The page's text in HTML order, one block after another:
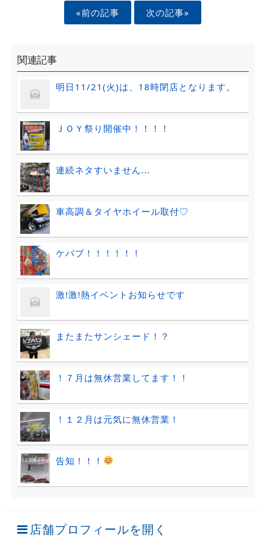
«前の記事 次の記事»
関連記事
明日11/21(火)は、18時閉店となります。
ＪＯＹ祭り開催中！！！！
連続ネタすいません...
車高調＆タイヤホイール取付♡
ケバブ！！！！！！
激!激!熱イベントお知らせです
またまたサンシェード！？
！７月は無休営業してます！！
！１２月は元気に無休営業！
告知！！！
店舗プロフィールを開く